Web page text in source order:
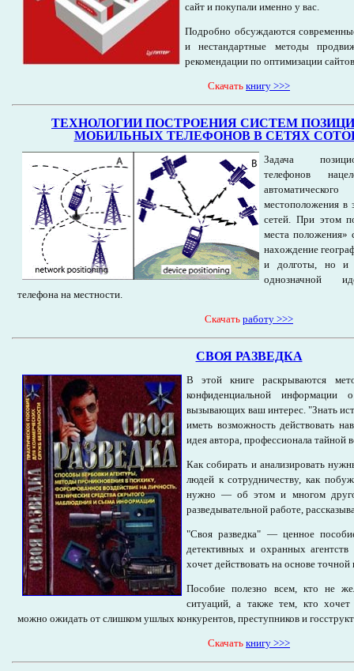
сайт и покупали именно у вас.
Подробно обсуждаются
и нестандартные методы
рекомендации по оптимизации
Cкачать книгу >>>
ТЕХНОЛОГИИ ПОСТРОЕНИЯ СИСТЕМ
МОБИЛЬНЫХ ТЕЛЕФОНОВ В СЕТЯХ
Задача
телефонов
местоположения в
сетей. При этом
места положения»
нахождение
и долготы, но и
однозначной
телефона на местности.
Cкачать работу >>>
СВОЯ РАЗВЕДКА
В этой книге раскрываются
конфиденциальной информации
вызывающих ваш интерес. "Знать
иметь возможность действовать
идея автора, профессионала тайной
Как собирать и анализировать
людей к сотрудничеству, как
нужно — об этом и многом
разведывательной работе,
"Своя разведка" — ценное
детективных и охранных
хочет действовать на основе
Пособие полезно всем, кто не
ситуаций, а также тем, кто хочет
можно ожидать от слишком ушлых конкурентов, преступников и
Cкачать книгу >>>